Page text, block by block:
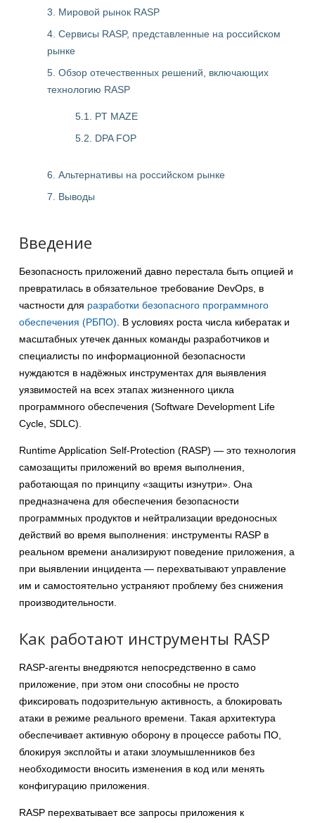
3. Мировой рынок RASP
4. Сервисы RASP, представленные на российском
рынке
5. Обзор отечественных решений, включающих
технологию RASP
5.1. PT MAZE
5.2. DPA FOP
6. Альтернативы на российском рынке
7. Выводы
Введение
Безопасность приложений давно перестала быть опцией и
превратилась в обязательное требование DevOps, в
частности для разработки безопасного программного
обеспечения (РБПО). В условиях роста числа кибератак и
масштабных утечек данных команды разработчиков и
специалисты по информационной безопасности
нуждаются в надёжных инструментах для выявления
уязвимостей на всех этапах жизненного цикла
программного обеспечения (Software Development Life
Cycle, SDLC).
Runtime Application Self-Protection (RASP) — это технология
самозащиты приложений во время выполнения,
работающая по принципу «защиты изнутри». Она
предназначена для обеспечения безопасности
программных продуктов и нейтрализации вредоносных
действий во время выполнения: инструменты RASP в
реальном времени анализируют поведение приложения, а
при выявлении инцидента — перехватывают управление
им и самостоятельно устраняют проблему без снижения
производительности.
Как работают инструменты RASP
RASP-агенты внедряются непосредственно в само
приложение, при этом они способны не просто
фиксировать подозрительную активность, а блокировать
атаки в режиме реального времени. Такая архитектура
обеспечивает активную оборону в процессе работы ПО,
блокируя эксплойты и атаки злоумышленников без
необходимости вносить изменения в код или менять
конфигурацию приложения.
RASP перехватывает все запросы приложения к